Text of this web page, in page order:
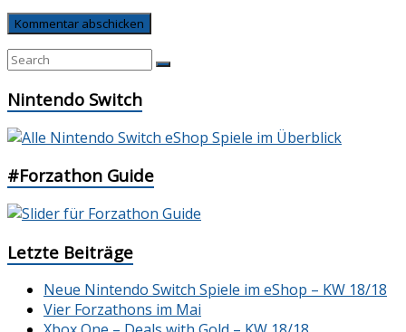
Nintendo Switch
#Forzathon Guide
Letzte Beiträge
Neue Nintendo Switch Spiele im eShop – KW 18/18
Vier Forzathons im Mai